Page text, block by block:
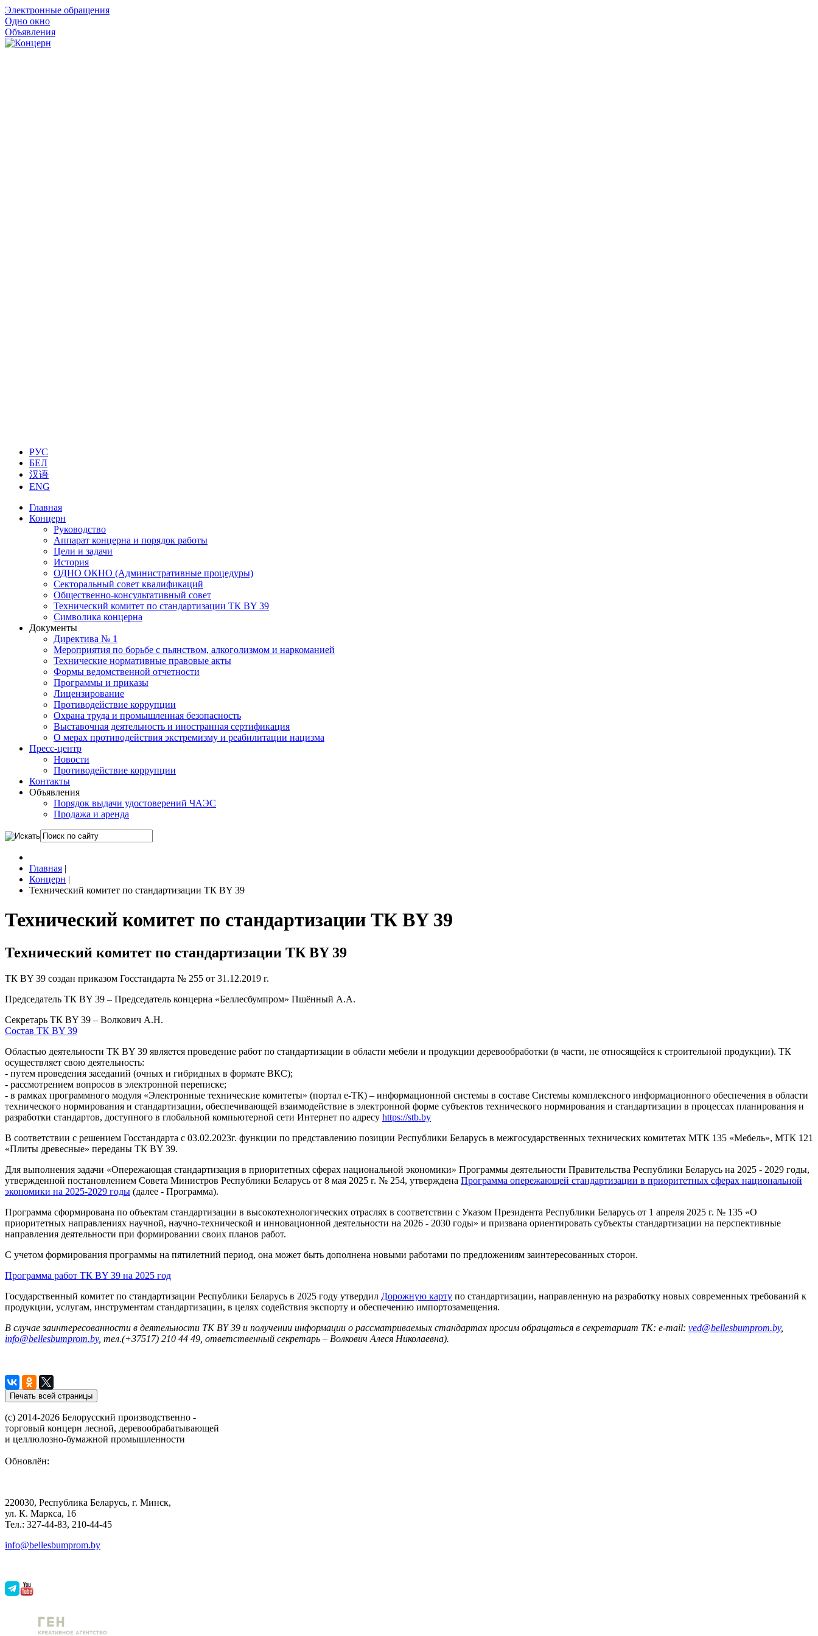
Электронные обращения
Одно окно
Объявления
РУС
БЕЛ
汉语
ENG
Главная
Концерн
Руководство
Аппарат концерна и порядок работы
Цели и задачи
История
ОДНО ОКНО (Административные процедуры)
Секторальный совет квалификаций
Общественно-консультативный совет
Технический комитет по стандартизации ТК BY 39
Символика концерна
Документы
Директива № 1
Мероприятия по борьбе с пьянством, алкоголизмом и наркоманией
Технические нормативные правовые акты
Формы ведомственной отчетности
Программы и приказы
Лицензирование
Противодействие коррупции
Охрана труда и промышленная безопасность
Выставочная деятельность и иностранная сертификация
О мерах противодействия экстремизму и реабилитации нацизма
Пресс-центр
Новости
Противодействие коррупции
Контакты
Объявления
Порядок выдачи удостоверений ЧАЭС
Продажа и аренда
Главная |
Концерн |
Технический комитет по стандартизации ТК BY 39
Технический комитет по стандартизации ТК BY 39
Технический комитет по стандартизации ТК BY 39
ТК BY 39 создан приказом Госстандарта № 255 от 31.12.2019 г.
Председатель ТК BY 39 – Председатель концерна «Беллесбумпром» Пшённый А.А.
Секретарь ТК BY 39 – Волкович А.Н.
Состав ТК BY 39
Областью деятельности ТК BY 39 является проведение работ по стандартизации в области мебели и продукции деревообработки (в части, не относящейся к строительной продукции). ТК
осуществляет свою деятельность:
- путем проведения заседаний (очных и гибридных в формате ВКС);
- рассмотрением вопросов в электронной переписке;
- в рамках программного модуля «Электронные технические комитеты» (портал е-ТК) – информационной системы в составе Системы комплексного информационного обеспечения в области
технического нормирования и стандартизации, обеспечивающей взаимодействие в электронной форме субъектов технического нормирования и стандартизации в процессах планирования и
разработки стандартов, доступного в глобальной компьютерной сети Интернет по адресу https://stb.by
В соответствии с решением Госстандарта с 03.02.2023г. функции по представлению позиции Республики Беларусь в межгосударственных технических комитетах МТК 135 «Мебель», МТК 121
«Плиты древесные» переданы ТК BY 39.
Для выполнения задачи «Опережающая стандартизация в приоритетных сферах национальной экономики» Программы деятельности Правительства Республики Беларусь на 2025 - 2029 годы,
утвержденной постановлением Совета Министров Республики Беларусь от 8 мая 2025 г. № 254, утверждена Программа опережающей стандартизации в приоритетных сферах национальной
экономики на 2025-2029 годы (далее - Программа).
Программа сформирована по объектам стандартизации в высокотехнологических отраслях в соответствии с Указом Президента Республики Беларусь от 1 апреля 2025 г. № 135 «О
приоритетных направлениях научной, научно-технической и инновационной деятельности на 2026 - 2030 годы» и призвана ориентировать субъекты стандартизации на перспективные
направления деятельности при формировании своих планов работ.
С учетом формирования программы на пятилетний период, она может быть дополнена новыми работами по предложениям заинтересованных сторон.
Программа работ ТК BY 39 на 2025 год
Государственный комитет по стандартизации Республики Беларусь в 2025 году утвердил Дорожную карту по стандартизации, направленную на разработку новых современных требований к
продукции, услугам, инструментам стандартизации, в целях содействия экспорту и обеспечению импортозамещения.
В случае заинтересованности в деятельности ТК BY 39 и получении информации о рассматриваемых стандартах просим обращаться в секретариат ТК: e-mail: ved@bellesbumprom.by,
info@bellesbumprom.by, тел.(+37517) 210 44 49, ответственный секретарь – Волкович Алеся Николаевна).
(с) 2014-2026 Белорусский производственно -
торговый концерн лесной, деревообрабатывающей
и целлюлозно-бумажной промышленности
Обновлён:
220030, Республика Беларусь, г. Минск,
ул. К. Маркса, 16
Тел.: 327-44-83, 210-44-45
info@bellesbumprom.by